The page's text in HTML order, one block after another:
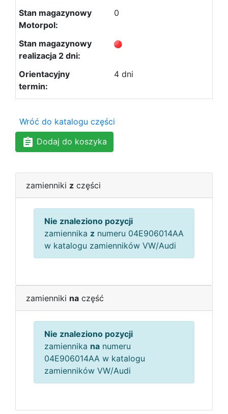
0
4 dni
Wróć do katalogu części
Dodaj do koszyka
zamienniki z części
Nie znaleziono pozycji
zamiennika z numeru 04E906014AA
w katalogu zamienników VW/Audi
zamienniki na część
Nie znaleziono pozycji
zamiennika na numeru
04E906014AA w katalogu
zamienników VW/Audi